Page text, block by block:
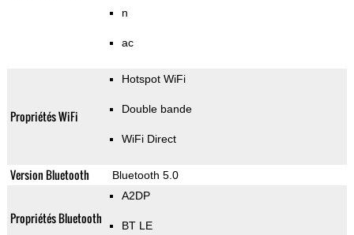
n
ac
Propriétés WiFi
Hotspot WiFi
Double bande
WiFi Direct
Version Bluetooth Bluetooth 5.0
Propriétés Bluetooth
A2DP
BT LE